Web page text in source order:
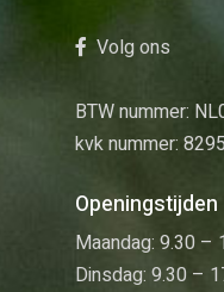
Volg ons
BTW nummer:
kvk nummer:
Openingstijden
Maandag: 9.30 –
Dinsdag: 9.30 –